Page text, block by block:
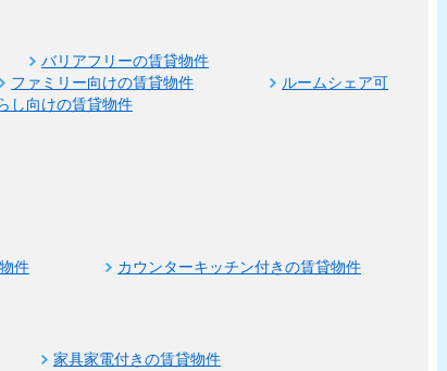
バリアフリーの賃貸物件
ファミリー向けの賃貸物件
ルームシェア可
し向けの賃貸物件
件
カウンターキッチン付きの賃貸物件
家具家電付きの賃貸物件